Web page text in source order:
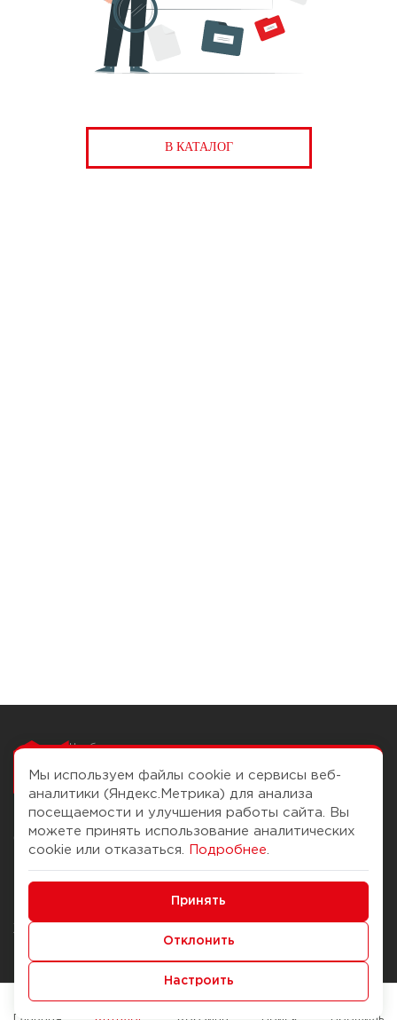
В КАТАЛОГ
Чтобы вам легко
О компании
История Компании
Журнал
Наши марки
Брендирование
Помощь
Доставка и оплата
Способы оплаты
Служба контроля качества
Мы используем файлы cookie и сервисы веб-
аналитики (Яндекс.Метрика) для анализа
посещаемости и улучшения работы сайта. Вы
можете принять использование аналитических
cookie или отказаться.
Подробнее
Принять
Отклонить
Настроить